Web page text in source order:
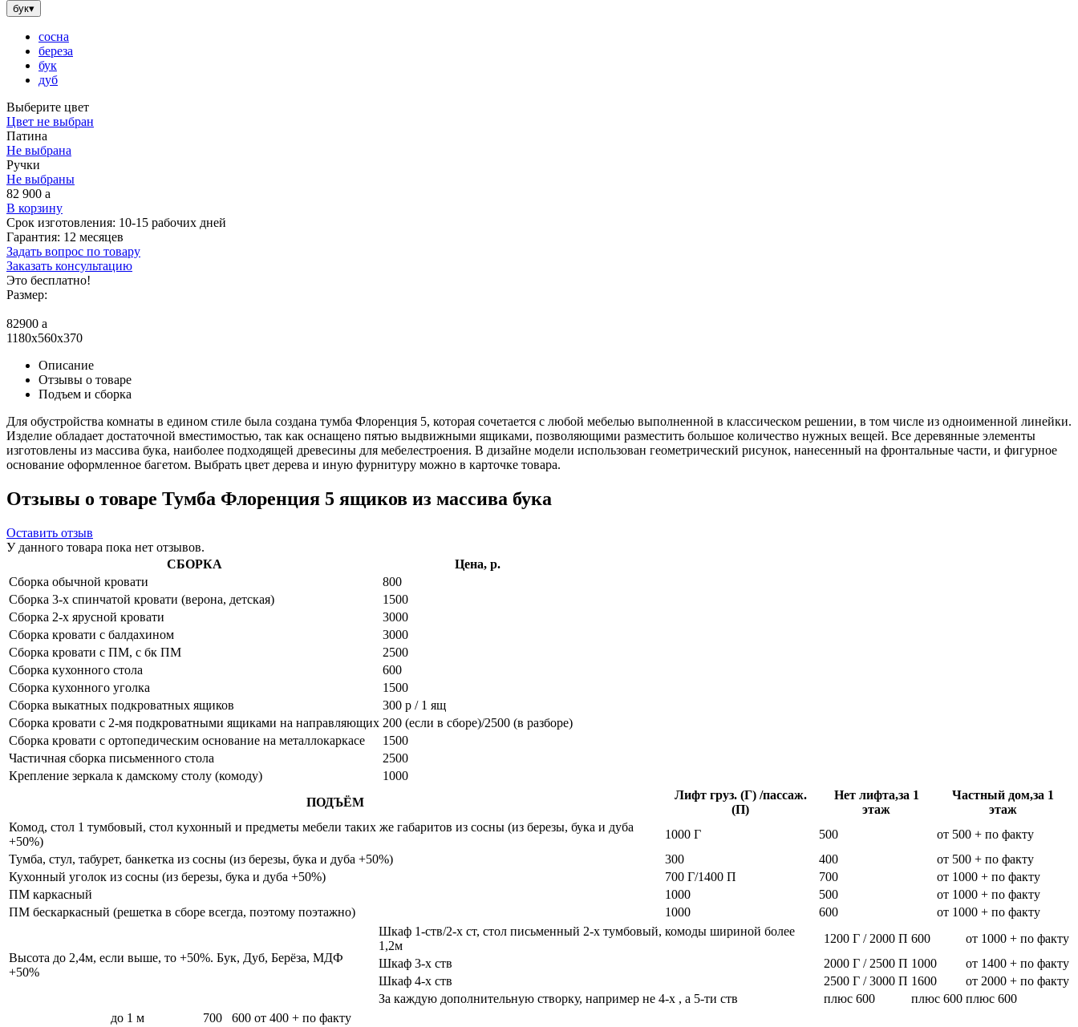
бук▾
сосна
береза
бук
дуб
Выберите цвет
Цвет не выбран
Патина
Не выбрана
Ручки
Не выбраны
82 900 a
В корзину
Срок изготовления: 10-15 рабочих дней
Гарантия: 12 месяцев
Задать вопрос по товару
Заказать консультацию
Это бесплатно!
Размер:
82900 a
1180x560x370
Описание
Отзывы о товаре
Подъем и сборка
Для обустройства комнаты в едином стиле была создана тумба Флоренция 5, которая сочетается с любой мебелью выполненной в классическом решении, в том числе из одноименной линейки.
Изделие обладает достаточной вместимостью, так как оснащено пятью выдвижными ящиками, позволяющими разместить большое количество нужных вещей. Все деревянные элементы
изготовлены из массива бука, наиболее подходящей древесины для мебелестроения. В дизайне модели использован геометрический рисунок, нанесенный на фронтальные части, и фигурное
основание оформленное багетом. Выбрать цвет дерева и иную фурнитуру можно в карточке товара.
Отзывы о товаре Тумба Флоренция 5 ящиков из массива бука
Оставить отзыв
У данного товара пока нет отзывов.
СБОРКА
Цена, р.
Сборка обычной кровати
800
Сборка 3-х спинчатой кровати (верона, детская)
1500
Сборка 2-х ярусной кровати
3000
Сборка кровати с балдахином
3000
Сборка кровати с ПМ, с бк ПМ
2500
Сборка кухонного стола
600
Сборка кухонного уголка
1500
Сборка выкатных подкроватных ящиков
300 р / 1 ящ
Сборка кровати с 2-мя подкроватными ящиками на направляющих 200 (если в сборе)/2500 (в разборе)
Сборка кровати с ортопедическим основание на металлокаркасе
1500
Частичная сборка письменного стола
2500
Крепление зеркала к дамскому столу (комоду)
1000
ПОДЪЁМ
Лифт груз. (Г) /пассаж.
(П)
Нет лифта,за 1
этаж
Частный дом,за 1
этаж
Комод, стол 1 тумбовый, стол кухонный и предметы мебели таких же габаритов из сосны (из березы, бука и дуба
+50%)
1000 Г 500
от 500 + по факту
Тумба, стул, табурет, банкетка из сосны (из березы, бука и дуба +50%)
300 400
от 500 + по факту
Кухонный уголок из сосны (из березы, бука и дуба +50%)
700 Г/1400 П 700
от 1000 + по факту
ПМ каркасный
1000 500
от 1000 + по факту
ПМ бескаркасный (решетка в сборе всегда, поэтому поэтажно)
1000 600 от 1000 + по факту
Высота до 2,4м, если выше, то +50%. Бук, Дуб, Берёза, МДФ
+50%
Шкаф 1-ств/2-х ст, стол письменный 2-х тумбовый, комоды шириной более
1,2м
1200 Г / 2000 П 600
от 1000 + по факту
Шкаф 3-х ств
2000 Г / 2500 П 1000
от 1400 + по факту
Шкаф 4-х ств
2500 Г / 3000 П 1600
от 2000 + по факту
За каждую дополнительную створку, например не 4-х , а 5-ти ств
плюс 600 плюс 600 плюс 600
до 1 м 700 600 от 400 + по факту